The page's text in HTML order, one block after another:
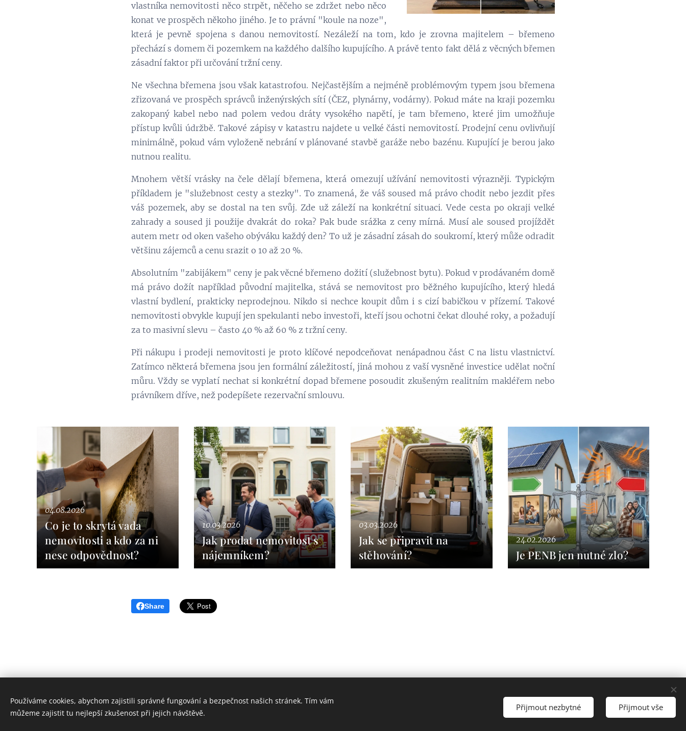
vlastníka nemovitosti něco strpět, něčeho se zdržet nebo něco
konat ve prospěch někoho jiného. Je to právní "koule na noze",
která je pevně spojena s danou nemovitostí. Nezáleží na tom, kdo je zrovna majitelem – břemeno
přechází s domem či pozemkem na každého dalšího kupujícího. A právě tento fakt dělá z věcných břemen
zásadní faktor při určování tržní ceny.
Ne všechna břemena jsou však katastrofou. Nejčastějším a nejméně problémovým typem jsou břemena
zřizovaná ve prospěch správců inženýrských sítí (ČEZ, plynárny, vodárny). Pokud máte na kraji pozemku
zakopaný kabel nebo nad polem vedou dráty vysokého napětí, je tam břemeno, které jim umožňuje
přístup kvůli údržbě. Takové zápisy v katastru najdete u velké části nemovitostí. Prodejní cenu ovlivňují
minimálně, pokud vám vyloženě nebrání v plánované stavbě garáže nebo bazénu. Kupující je berou jako
nutnou realitu.
Mnohem větší vrásky na čele dělají břemena, která omezují užívání nemovitosti výrazněji. Typickým
příkladem je "služebnost cesty a stezky". To znamená, že váš soused má právo chodit nebo jezdit přes
váš pozemek, aby se dostal na ten svůj. Zde už záleží na konkrétní situaci. Vede cesta po okraji velké
zahrady a soused ji použije dvakrát do roka? Pak bude srážka z ceny mírná. Musí ale soused projíždět
autem metr od oken vašeho obýváku každý den? To už je zásadní zásah do soukromí, který může odradit
většinu zájemců a cenu srazit o 10 až 20 %.
Absolutním "zabijákem" ceny je pak věcné břemeno dožití (služebnost bytu). Pokud v prodávaném domě
má právo dožít například původní majitelka, stává se nemovitost pro běžného kupujícího, který hledá
vlastní bydlení, prakticky neprodejnou. Nikdo si nechce koupit dům i s cizí babičkou v přízemí. Takové
nemovitosti obvykle kupují jen spekulanti nebo investoři, kteří jsou ochotni čekat dlouhé roky, a požadují
za to masivní slevu – často 40 % až 60 % z tržní ceny.
Při nákupu i prodeji nemovitosti je proto klíčové nepodceňovat nenápadnou část C na listu vlastnictví.
Zatímco některá břemena jsou jen formální záležitostí, jiná mohou z vaší vysněné investice udělat noční
můru. Vždy se vyplatí nechat si konkrétní dopad břemene posoudit zkušeným realitním makléřem nebo
právníkem dříve, než podepíšete rezervační smlouvu.
04.08.2026
Co je to skrytá vada
nemovitosti a kdo za ni
nese odpovědnost?
10.03.2026
Jak prodat nemovitost s
nájemníkem?
03.03.2026
Jak se připravit na
stěhování?
24.02.2026
Je PENB jen nutné zlo?
Share
Používáme cookies, abychom zajistili správné fungování a bezpečnost našich stránek. Tím vám
můžeme zajistit tu nejlepší zkušenost při jejich návštěvě.
Přijmout nezbytné Přijmout vše